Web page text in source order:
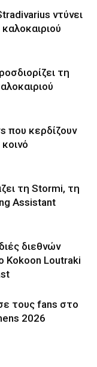
ντύνει
τη
που κερδίζουν
τη Stormi, τη
Assistant
διεθνών
Kokoon Loutraki
τους fans στο
2026